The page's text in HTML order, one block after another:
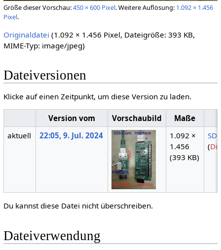
Größe dieser Vorschau:450 × 600 Pixel.Weitere Auflösung: 1.092 × 1.456
Pixel.
Originaldatei (1.092 × 1.456 Pixel, Dateigröße: 393 KB,
MIME-Typ: image/jpeg)
Dateiversionen
Klicke auf einen Zeitpunkt, um diese Version zu laden.
Version vom Vorschaubild
Maße
aktuell
22:05, 9. Jul. 2024
1.092 ×
1.456
(393 KB)
(
Du kannst diese Datei nicht überschreiben.
Dateiverwendung